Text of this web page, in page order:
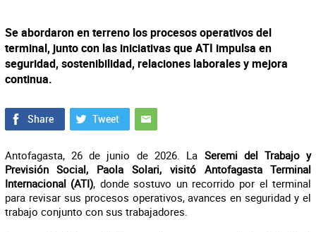
Se abordaron en terreno los procesos operativos del
terminal, junto con las iniciativas que ATI impulsa en
seguridad, sostenibilidad, relaciones laborales y mejora
continua.
Antofagasta, 26 de junio de 2026. La Seremi del Trabajo y
Previsión Social, Paola Solari, visitó Antofagasta Terminal
Internacional (ATI), donde sostuvo un recorrido por el terminal
para revisar sus procesos operativos, avances en seguridad y el
trabajo conjunto con sus trabajadores.